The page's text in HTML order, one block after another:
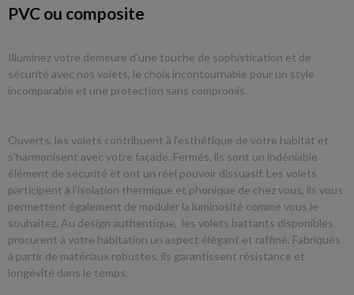
PVC ou composite
Illuminez votre demeure d'une touche de sophistication et de
sécurité avec nos volets, le choix incontournable pour un style
incomparable et une protection sans compromis.
Ouverts, les volets contribuent à l'esthétique de votre habitat et
s'harmonisent avec votre façade. Fermés, ils sont un indéniable
élément de sécurité et ont un réel pouvoir dissuasif. Les volets
participent à l'isolation thermique et phonique de chez vous, ils vous
permettent également de moduler la luminosité comme vous le
souhaitez. Au design authentique, les volets battants disponibles
procurent à votre habitation un aspect élégant et raffiné. Fabriqués
à partir de matériaux robustes, ils garantissent résistance et
longévité dans le temps.